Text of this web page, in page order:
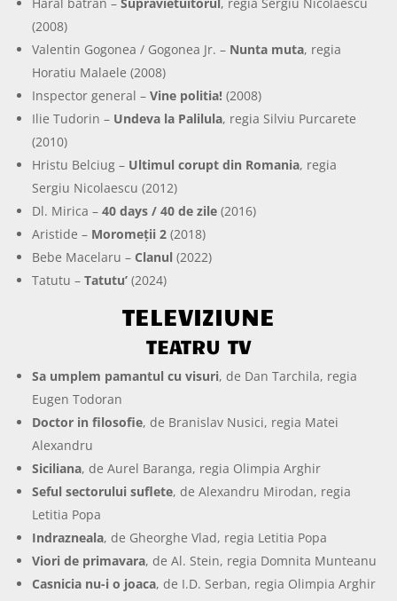
(2008)
Valentin Gogonea / Gogonea Jr. – Nunta muta, regia
Horatiu Malaele (2008)
Inspector general –Vine politia! (2008)
Ilie Tudorin – Undeva la Palilula, regia Silviu Purcarete
(2010)
Hristu Belciug – Ultimul corupt din Romania, regia
Sergiu Nicolaescu (2012)
Dl. Mirica –40 days / 40 de zile (2016)
Aristide – Moromeții 2 (2018)
Bebe Macelaru – Clanul (2022)
Tatutu –Tatutu’ (2024)
TELEVIZIUNE
TEATRU TV
Sa umplem pamantul cu visuri, de Dan Tarchila, regia
Eugen Todoran
Doctor in filosofie, de Branislav Nusici, regia Matei
Alexandru
Siciliana, de Aurel Baranga, regia Olimpia Arghir
Seful sectorului suflete, de Alexandru Mirodan, regia
Letitia Popa
Indrazneala, de Gheorghe Vlad, regia Letitia Popa
Viori de primavara, de Al. Stein, regia Domnita Munteanu
Casnicia nu-i o joaca, de I.D. Serban, regia Olimpia Arghir